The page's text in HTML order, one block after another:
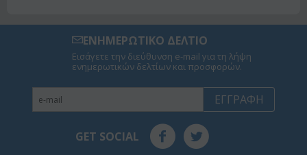
ΕΝΗΜΕΡΩΤΙΚΟ ΔΕΛΤΙΟ
Εισάγετε την διεύθυνση e-mail για τη λήψη
ενημερωτικών δελτίων και προσφορών.
ΕΓΓΡΑΦΉ
GET SOCIAL